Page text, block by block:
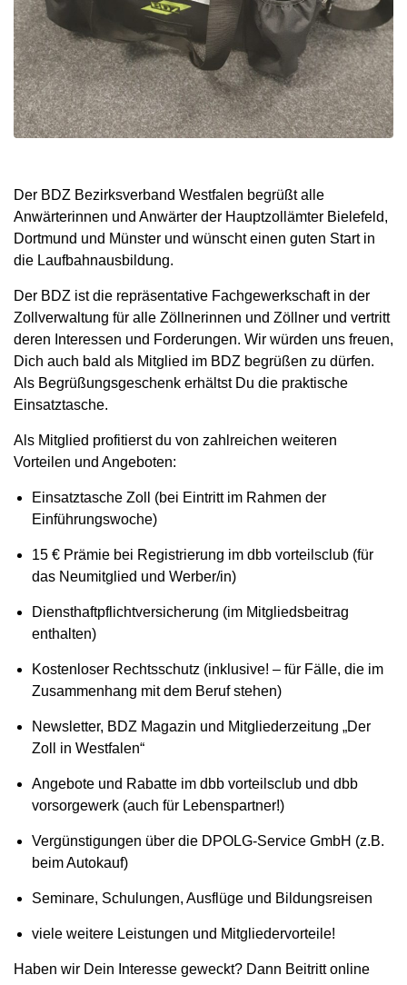
Der BDZ Bezirksverband Westfalen begrüßt alle
Anwärterinnen und Anwärter der Hauptzollämter Bielefeld,
Dortmund und Münster und wünscht einen guten Start in
die Laufbahnausbildung.
Der BDZ ist die repräsentative Fachgewerkschaft in der
Zollverwaltung für alle Zöllnerinnen und Zöllner und vertritt
deren Interessen und Forderungen. Wir würden uns freuen,
Dich auch bald als Mitglied im BDZ begrüßen zu dürfen.
Als Begrüßungsgeschenk erhältst Du die praktische
Einsatztasche.
Als Mitglied profitierst du von zahlreichen weiteren
Vorteilen und Angeboten:
Einsatztasche Zoll (bei Eintritt im Rahmen der
Einführungswoche)
15 € Prämie bei Registrierung im dbb vorteilsclub (für
das Neumitglied und Werber/in)
Diensthaftpflichtversicherung (im Mitgliedsbeitrag
enthalten)
Kostenloser Rechtsschutz (inklusive! – für Fälle, die im
Zusammenhang mit dem Beruf stehen)
Newsletter, BDZ Magazin und Mitgliederzeitung „Der
Zoll in Westfalen“
Angebote und Rabatte im dbb vorteilsclub und dbb
vorsorgewerk (auch für Lebenspartner!)
Vergünstigungen über die DPOLG-Service GmbH (z.B.
beim Autokauf)
Seminare, Schulungen, Ausflüge und Bildungsreisen
viele weitere Leistungen und Mitgliedervorteile!
Haben wir Dein Interesse geweckt? Dann Beitritt online